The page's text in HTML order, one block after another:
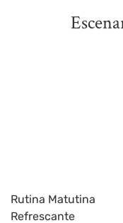
Rutina Matutina
Refrescante